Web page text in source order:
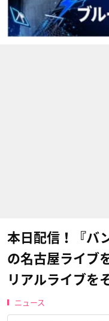
本日配信！『バ
の名古屋ライブ
リアルライブを
ニュース